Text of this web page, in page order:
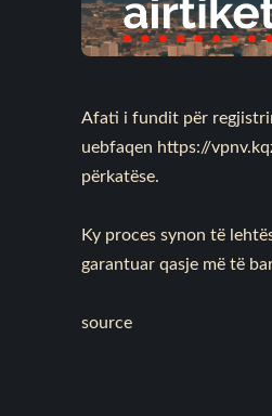
Afati i fundit për
uebfaqen https://
përkatëse.
Ky proces synon të
garantuar qasje më të
source